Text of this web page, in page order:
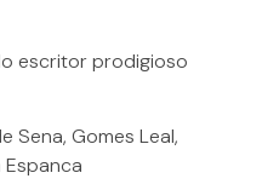
escritor prodigioso
Sena, Gomes Leal,
Espanca